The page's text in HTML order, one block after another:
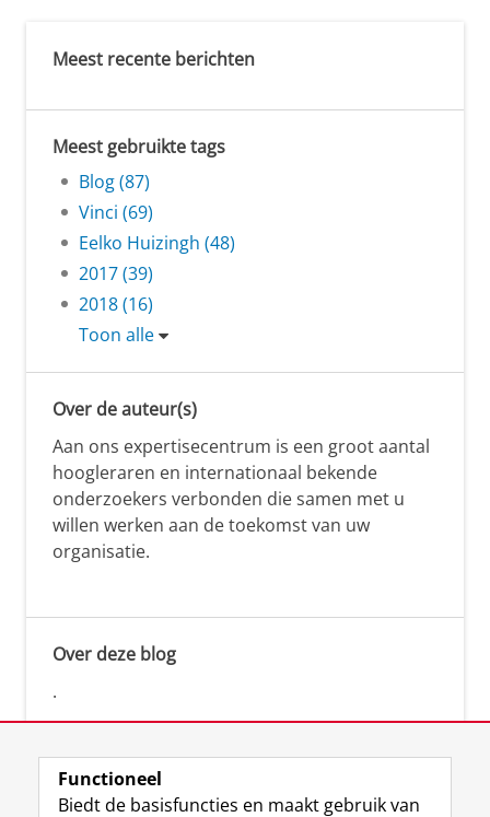
Meest recente berichten
Meest gebruikte tags
Blog (87)
Vinci (69)
Eelko Huizingh (48)
2017 (39)
2018 (16)
Toon alle
Over de auteur(s)
Aan ons expertisecentrum is een groot aantal
hoogleraren en internationaal bekende
onderzoekers verbonden die samen met u
willen werken aan de toekomst van uw
organisatie.
Over deze blog
.
Functioneel
Biedt de basisfuncties en maakt gebruik van